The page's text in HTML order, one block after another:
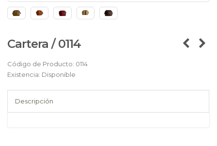
Cartera / 0114
Código de Producto: 0114
Existencia: Disponible
Descripción